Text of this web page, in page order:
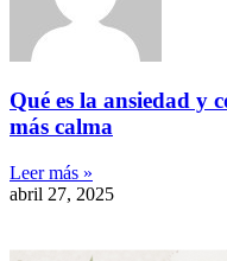
Qué es la ansiedad y
más calma
Leer más »
abril 27, 2025